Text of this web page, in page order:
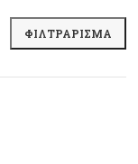
ΦΙΛΤΡΆΡΙΣΜΑ